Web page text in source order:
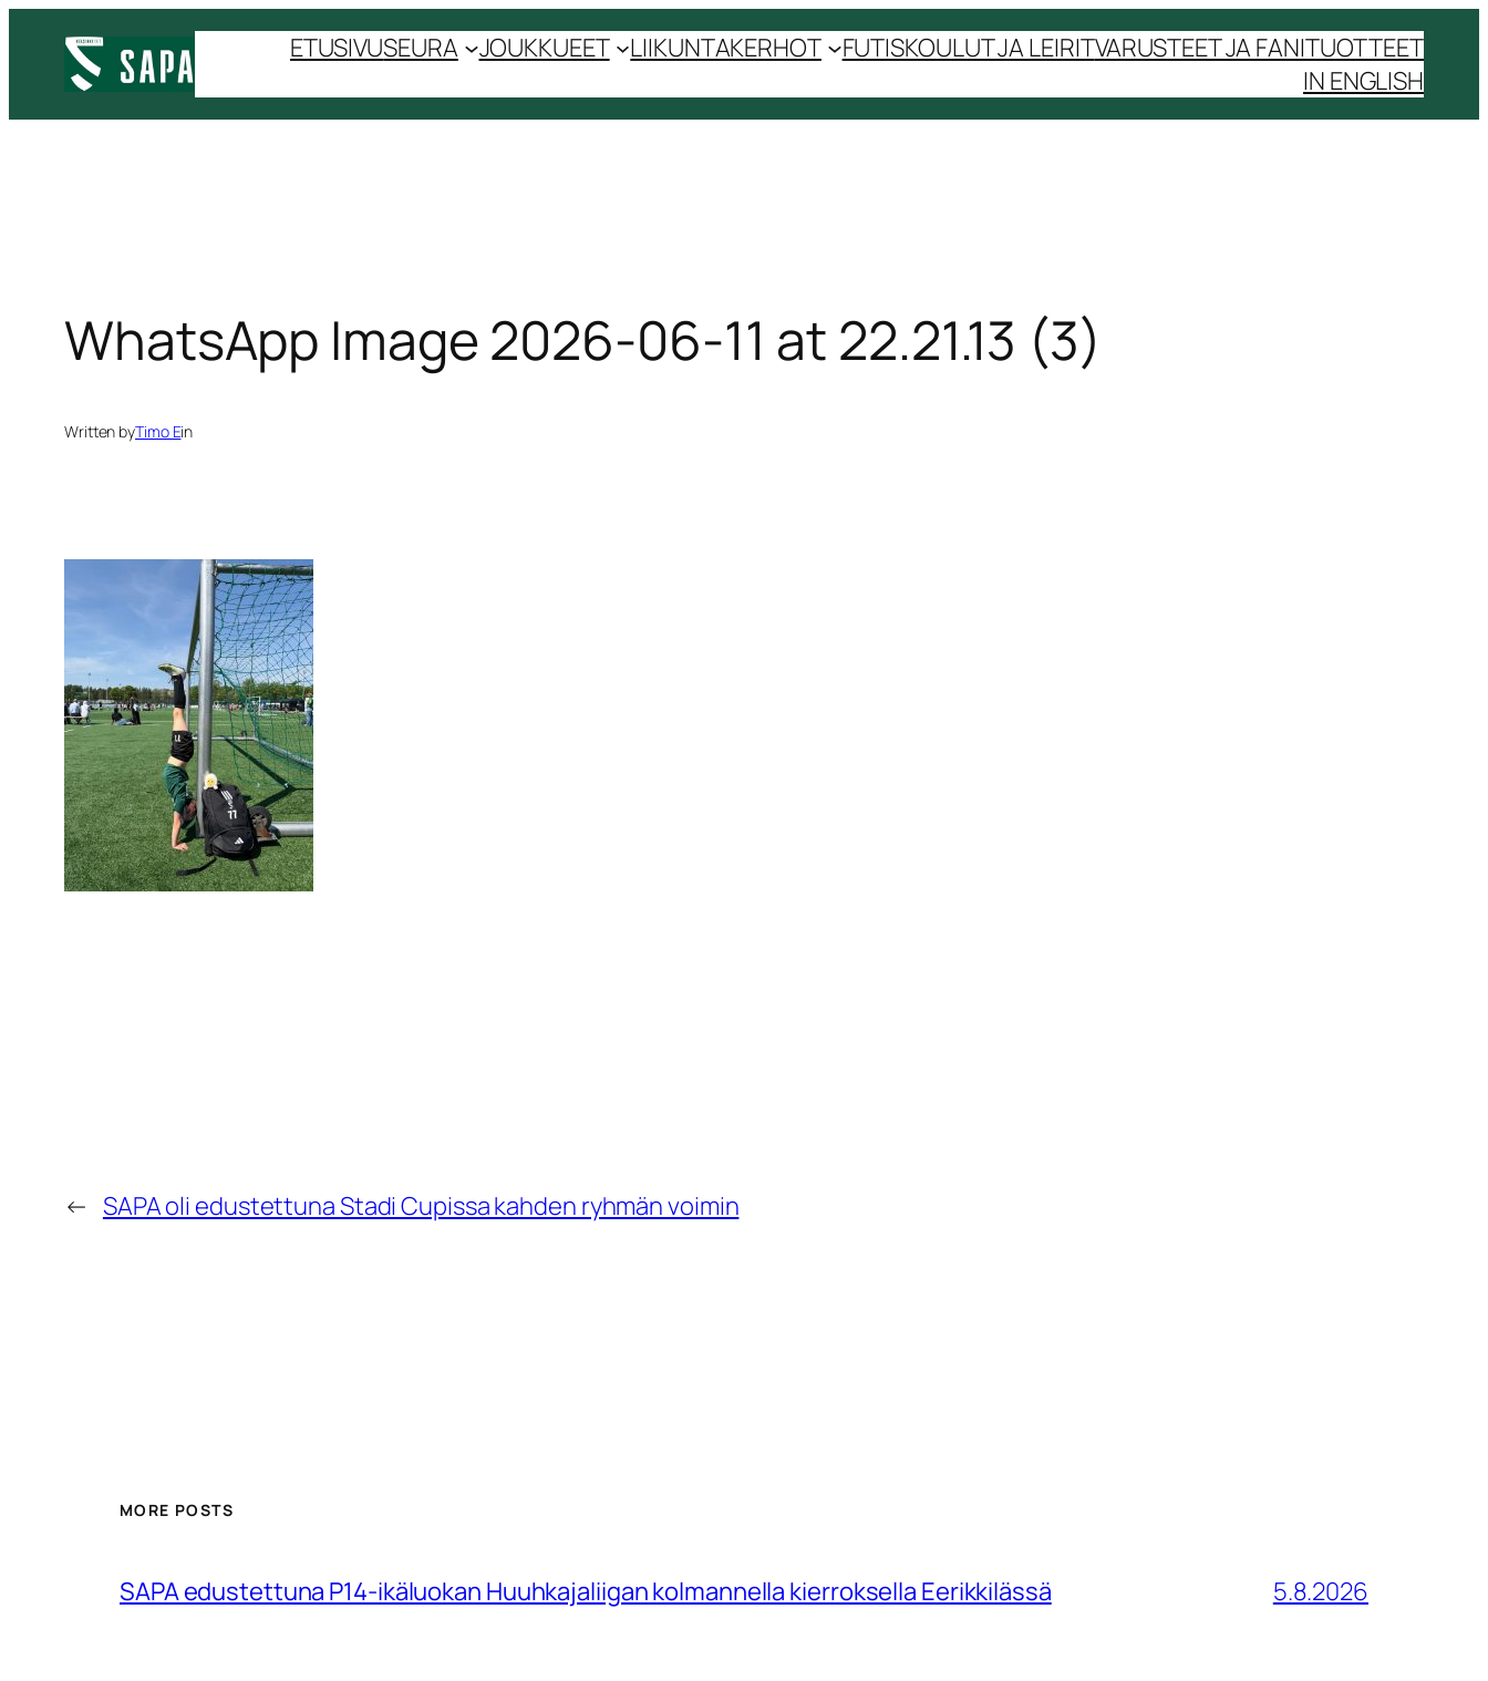
sisältöön
ETUSIVUSEURA JOUKKUEET LIIKUNTAKERHOT FUTISKOULUT JA LEIRITVARUSTEET JA FANITUOTTEET
IN ENGLISH
WhatsApp Image 2026-06-11 at 22.21.13 (3)
Written byTimo Ein
← SAPA oli edustettuna Stadi Cupissa kahden ryhmän voimin
MORE POSTS
SAPA edustettuna P14-ikäluokan Huuhkajaliigan kolmannella kierroksella Eerikkilässä 5.8.2026